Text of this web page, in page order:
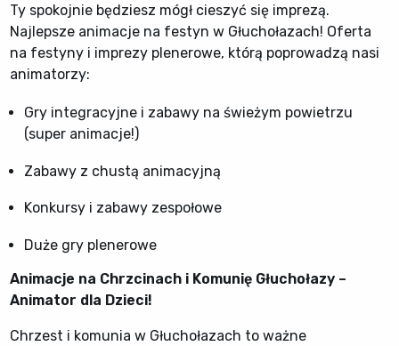
Ty spokojnie będziesz mógł cieszyć się imprezą.
Najlepsze animacje na festyn w Głuchołazach! Oferta
na festyny i imprezy plenerowe, którą poprowadzą nasi
animatorzy:
Gry integracyjne i zabawy na świeżym powietrzu
(super animacje!)
Zabawy z chustą animacyjną
Konkursy i zabawy zespołowe
Duże gry plenerowe
Animacje na Chrzcinach i Komunię Głuchołazy –
Animator dla Dzieci!
Chrzest i komunia w Głuchołazach to ważne